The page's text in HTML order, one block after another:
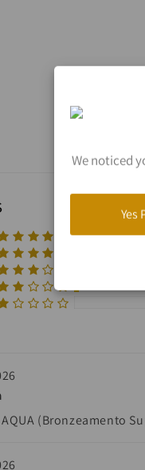
(Bronzeamento
We noticed
Yes